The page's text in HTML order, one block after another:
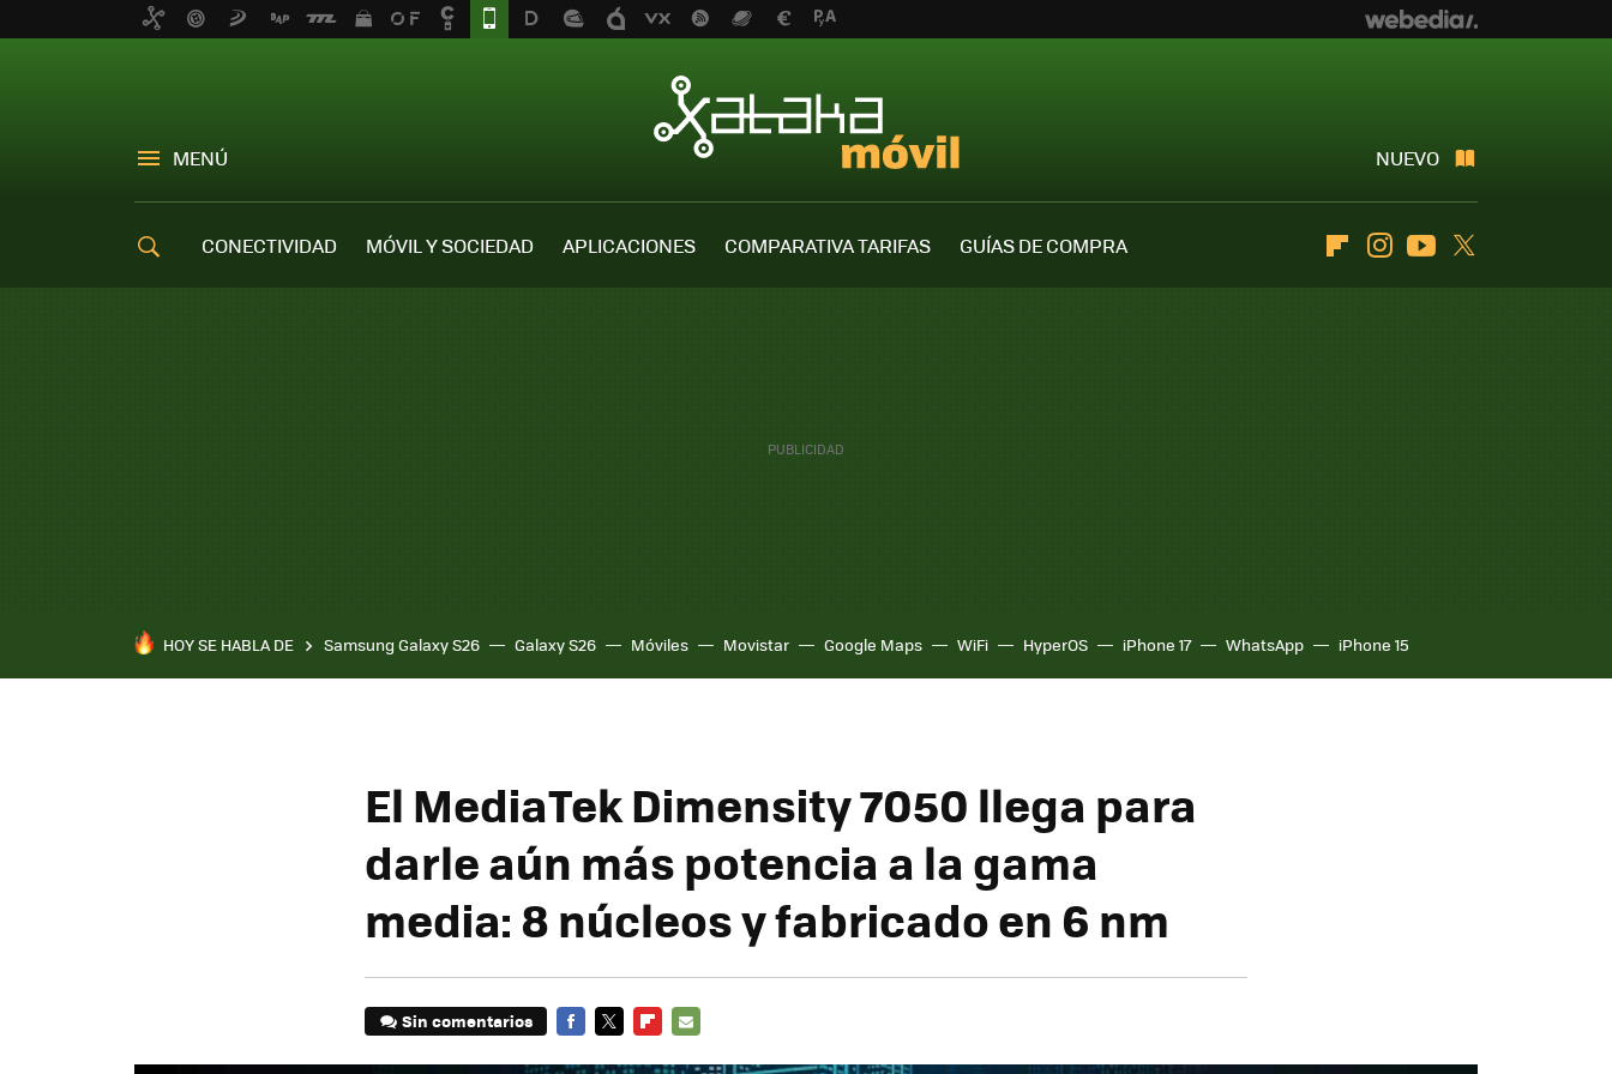
MENÚ NUEVO
CONECTIVIDAD MÓVIL Y SOCIEDAD APLICACIONES COMPARATIVA TARIFAS
GUÍAS DE COMPRA
FlipboardInstagramYoutube
HOY SE HABLA DE Samsung Galaxy S26 Galaxy S26 Móviles Movistar Google Maps WiFi HyperOS iPhone 17 WhatsApp iPhone 15
El MediaTek Dimensity 7050 llega para
darle aún más potencia a la gama
media: 8 núcleos y fabricado en 6 nm
Sin comentarios